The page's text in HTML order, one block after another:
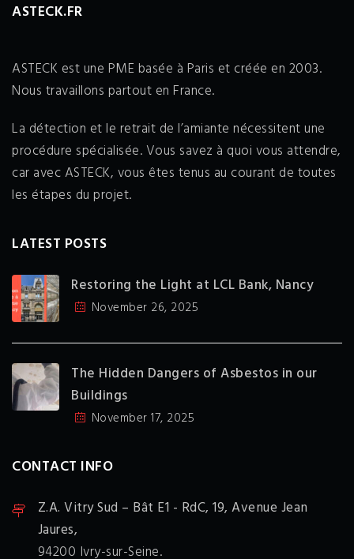
ASTECK.FR
ASTECK est une PME basée à Paris et créée en 2003.
Nous travaillons partout en France.
La détection et le retrait de l’amiante nécessitent une
procédure spécialisée. Vous savez à quoi vous attendre,
car avec ASTECK, vous êtes tenus au courant de toutes
les étapes du projet.
LATEST POSTS
Restoring the Light at LCL Bank, Nancy
November 26, 2025
The Hidden Dangers of Asbestos in our
Buildings
November 17, 2025
CONTACT INFO
Z.A. Vitry Sud – Bât E1 - RdC, 19, Avenue Jean
Jaures,
94200 Ivry-sur-Seine.